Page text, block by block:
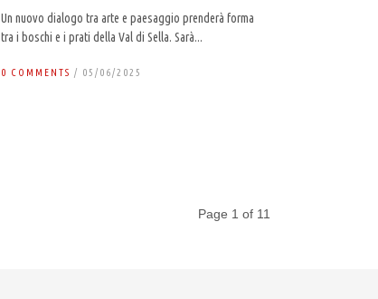
Un nuovo dialogo tra arte e paesaggio prenderà forma
tra i boschi e i prati della Val di Sella. Sarà...
0 COMMENTS / 05/06/2025
Page 1 of 11